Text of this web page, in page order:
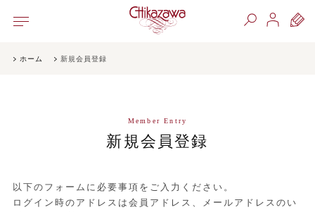
ホーム 新規会員登録
Member Entry
新規会員登録
以下のフォームに必要事項をご入力ください。
ログイン時のアドレスは会員アドレス、メールアドレスのい